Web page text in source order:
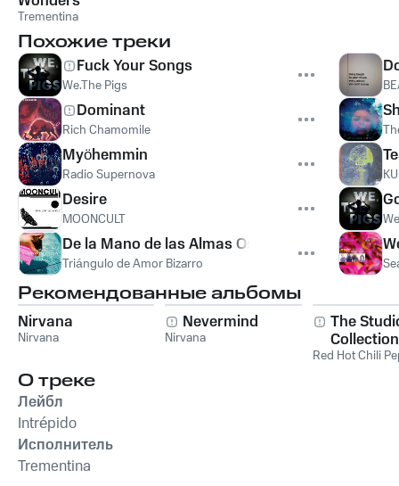
Trementina
Похожие треки
Fuck Your Songs
We.The Pigs
Dominant
Rich Chamomile
Myöhemmin
Radio Supernova
Desire
MOONCULT
De la Mano de las Almas Oscuras
Triángulo de Amor Bizarro
Рекомендованные альбомы
Nirvana
Nirvana
Nevermind
Nirvana
The
Collection
Red Hot Chili
О треке
Лейбл
Intrépido
Исполнитель
Trementina